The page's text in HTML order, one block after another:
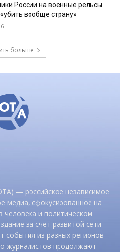
России на военные рельсы
вообще страну»
больше
— российское независимое
медиа, сфокусированное на
человека и политическом
за счет развитой сети
события из разных регионов
журналистов продолжают